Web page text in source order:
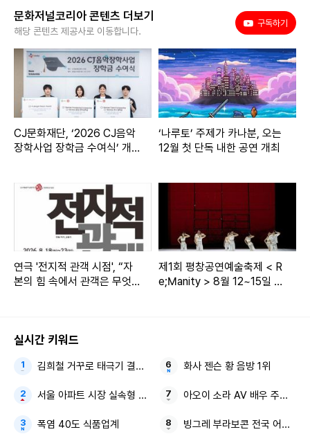
문화저널코리아 콘텐츠 더보기
해당 콘텐츠 제공사로 이동합니다.
구독하기
CJ문화재단, ‘2026 CJ음악
장학사업 장학금 수여식’ 개
‘나루토’ 주제가 카나분, 오는
12월 첫 단독 내한 공연 개최
연극 '전지적 관객 시점', “자
본의 힘 속에서 관객은 무엇
제1회 평창공연예술축제 < R
e;Manity > 8월 12~15일 알
실시간 키워드
김희철 거꾸로 태극기 결혼 발표
서울 아파트 시장 실속형 소형
폭염 40도 식품업계
화사 젠슨 황 음방 1위
아오이 소라 AV 배우 주학년
빙그레 부라보콘 전국 어린이